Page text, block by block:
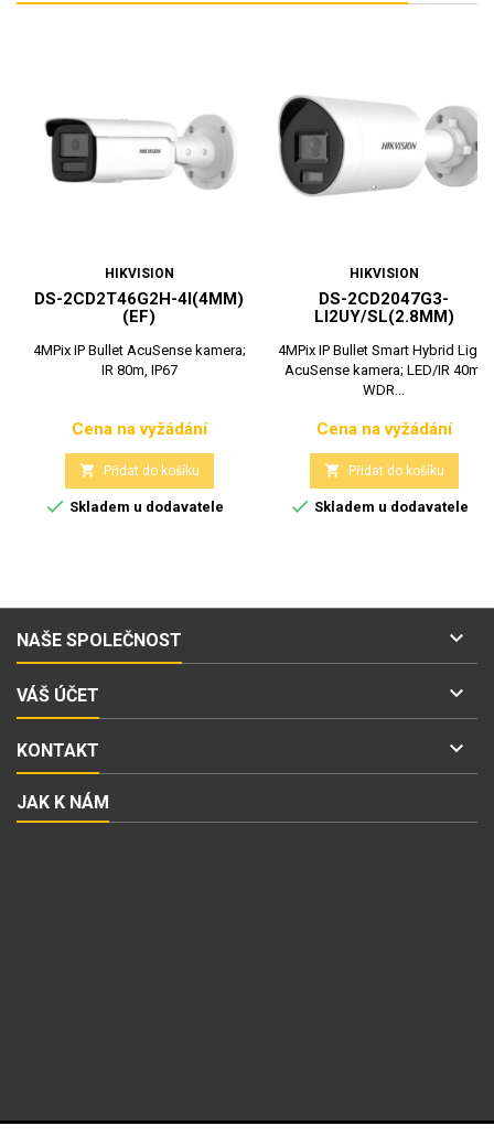
HIKVISION
DS-2CD2T46G2H-4I(4MM)
(EF)
4MPix IP Bullet AcuSense kamera;
IR 80m, IP67
Cena
Cena na vyžádání
 Přidat do košíku
 Skladem u dodavatele
HIKVISION
DS-2CD2047G3-
LI2UY/SL(2.8MM)
4MPix IP Bullet Smart Hybrid Light
AcuSense kamera; LED/IR 40m,
WDR...
Cena
Cena na vyžádání
 Přidat do košíku
 Skladem u dodavatele
NAŠE SPOLEČNOST 
VÁŠ ÚČET 
KONTAKT 
JAK K NÁM